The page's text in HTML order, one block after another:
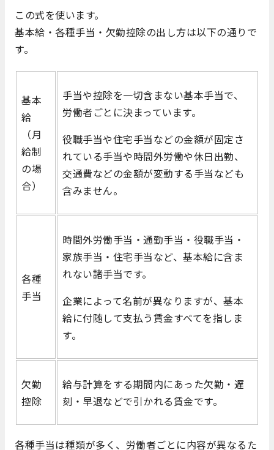
この式を使います。
基本給・各種手当・欠勤控除の出し方は以下の通りで
す。
基本
給
（月
給制
の場
合）
手当や控除を一切含まない基本手当で、
労働者ごとに決まっています。
役職手当や住宅手当などの金額が固定さ
れている手当や時間外労働や休日出勤、
交通費などの金額が変動する手当なども
含みません。
各種
手当
時間外労働手当・通勤手当・役職手当・
家族手当・住宅手当など、基本給に含ま
れない諸手当です。
企業によって名前が異なりますが、基本
給に付随して支払う賃金すべてを指しま
す。
欠勤
控除
給与計算をする期間内にあった欠勤・遅
刻・早退などで引かれる賃金です。
各種手当は種類が多く、労働者ごとに内容が異なるた